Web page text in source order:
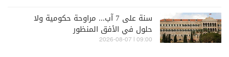
سنة على 7 آب... مراوحة حكومية ولا
حلول في الأفق المنظور
09:00 | 2026-08-07